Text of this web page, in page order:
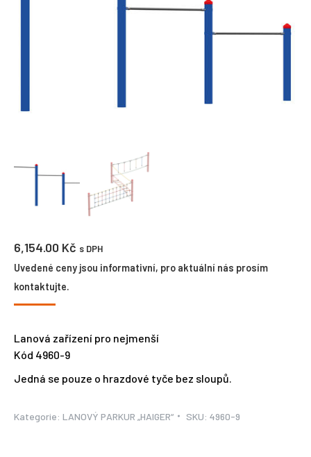
6,154.00 Kč s DPH
Uvedené ceny jsou informativní, pro aktuální nás prosím
kontaktujte.
Lanová zařízení pro nejmenší
Kód 4960-9
Jedná se pouze o hrazdové tyče bez sloupů.
Kategorie: LANOVÝ PARKUR „HAIGER“ SKU: 4960-9